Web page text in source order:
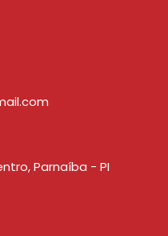
Parnaíba - PI